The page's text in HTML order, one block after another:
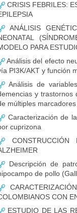
CRISIS FEBRILES:
ANÁLISIS
PARA
Análisis del efecto
PI3K/AKT y función
Análisis de
y trastornos
múltiples
Caracterización de
cuprizona
Descripción de
de pollo
CON
ESTUDIO DE LAS